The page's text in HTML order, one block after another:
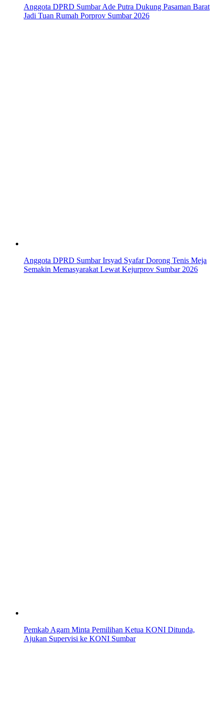
Anggota DPRD Sumbar Ade Putra Dukung Pasaman Barat
Jadi Tuan Rumah Porprov Sumbar 2026
Anggota DPRD Sumbar Irsyad Syafar Dorong Tenis Meja
Semakin Memasyarakat Lewat Kejurprov Sumbar 2026
Pemkab Agam Minta Pemilihan Ketua KONI Ditunda,
Ajukan Supervisi ke KONI Sumbar